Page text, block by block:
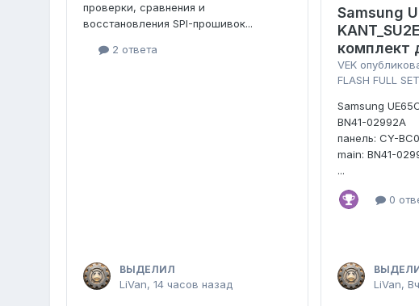
проверки, сравнения и
восстановления SPI-прошивок...
2 ответа
ВЫДЕЛИЛ
LiVan,14 часов назад
Samsung
комплект
VEK
FLASH FULL SET
Samsung
BN41-02992A
панель: CY-
main: BN41-
...
0
LiVan,